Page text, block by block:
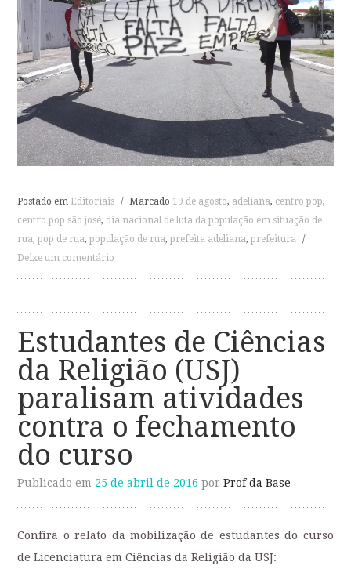
Postado em Editoriais / Marcado 19 de agosto, adeliana, centro pop,
centro pop são josé, dia nacional de luta da população em situação de
rua,pop de rua,população de rua,prefeita adeliana,prefeitura
/
Deixe um comentário
Estudantes de Ciências
da Religião (USJ)
paralisam atividades
contra o fechamento
do curso
Publicado em 25 de abril de 2016 porProf da Base
Confira o relato da mobilização de estudantes do curso
de Licenciatura em Ciências da Religião da USJ: